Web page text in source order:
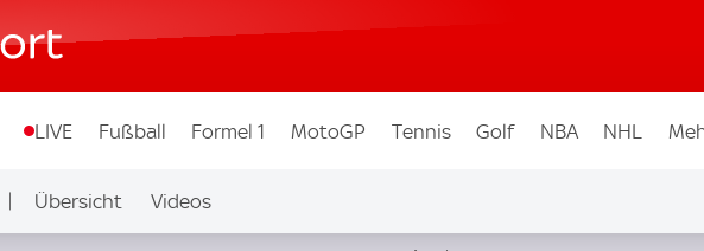
LIVE Fußball Formel 1 MotoGP Tennis Golf NBA NHL
Übersicht Videos